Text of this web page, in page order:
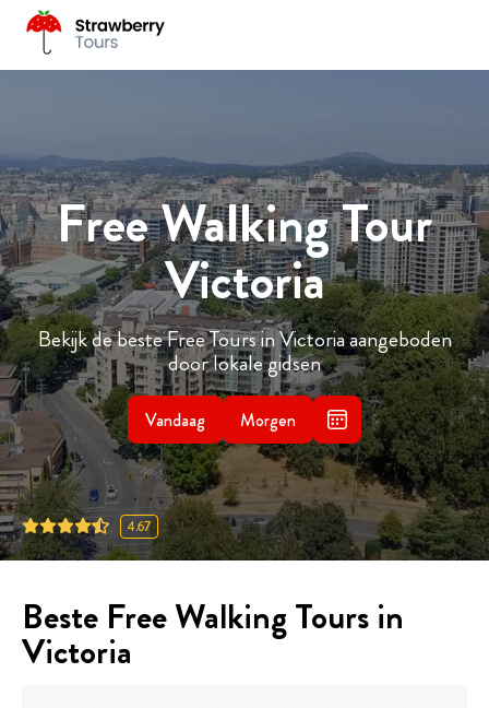
Free Walking Tour
Victoria
Bekijk de beste Free Tours in Victoria aangeboden
door lokale gidsen
Vandaag Morgen
4.67
Beste Free Walking Tours in
Victoria